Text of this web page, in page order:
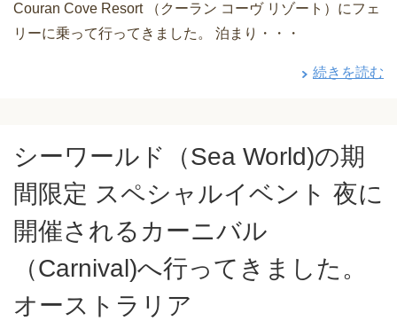
Couran Cove Resort （クーラン コーヴ リゾート）にフェ
リーに乗って行ってきました。 泊まり・・・
続きを読む
シーワールド（Sea World)の期
間限定 スペシャルイベント 夜に
開催されるカーニバル
（Carnival)へ行ってきました。
オーストラリア